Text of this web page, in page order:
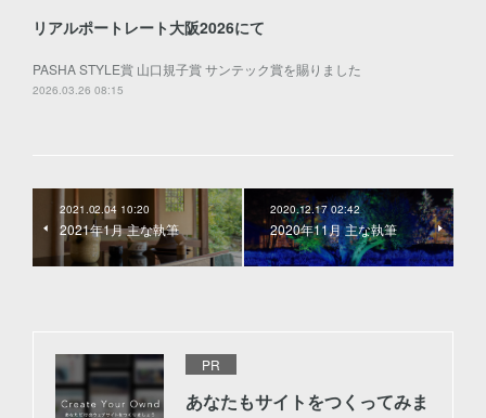
リアルポートレート大阪2026にて
PASHA STYLE賞 山口規子賞 サンテック賞を賜りました
2026.03.26 08:15
2021.02.04 10:20
2021年1月 主な執筆
2020.12.17 02:42
2020年11月 主な執筆
PR
あなたもサイトをつくってみま